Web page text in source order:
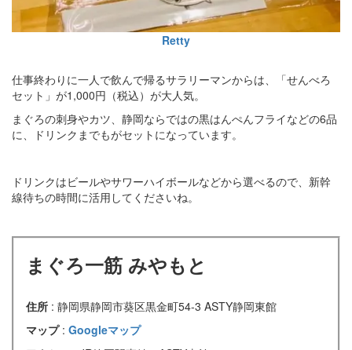
Retty
仕事終わりに一人で飲んで帰るサラリーマンからは、「せんべろ
セット」が1,000円（税込）が大人気。
まぐろの刺身やカツ、静岡ならではの黒はんぺんフライなどの6品
に、ドリンクまでもがセットになっています。
ドリンクはビールやサワーハイボールなどから選べるので、新幹
線待ちの時間に活用してくださいね。
まぐろ一筋 みやもと
住所 : 静岡県静岡市葵区黒金町54-3 ASTY静岡東館
マップ : Googleマップ